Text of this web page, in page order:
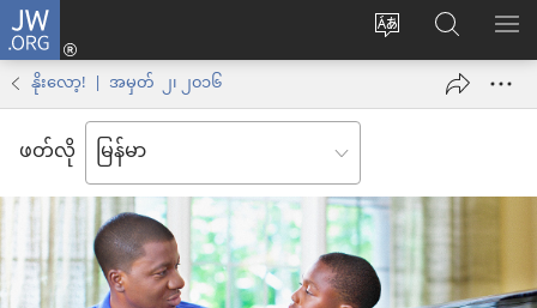
JW.ORG
ဝ
ဘာသာစကား
ကို
ပြောင်း
Log
in
အသစ်
ဖွ
င့်
နေ
ပါ
JW.ORG
ရှာ
နိုးလော့! | အမှတ် ၂၊ ၂၀၁၆
ဖတ်လို